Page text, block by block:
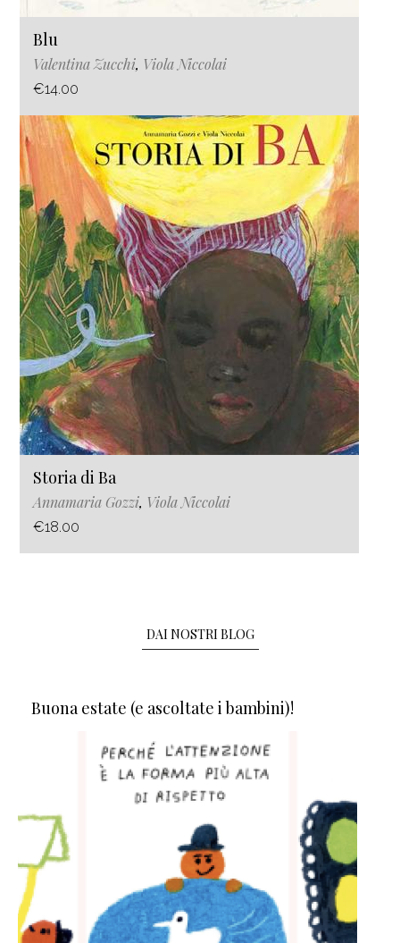
Blu
Valentina Zucchi, Viola Niccolai
€14.00
Storia di Ba
Annamaria Gozzi, Viola Niccolai
€18.00
DAI NOSTRI BLOG
Buona estate (e ascoltate i bambini)!